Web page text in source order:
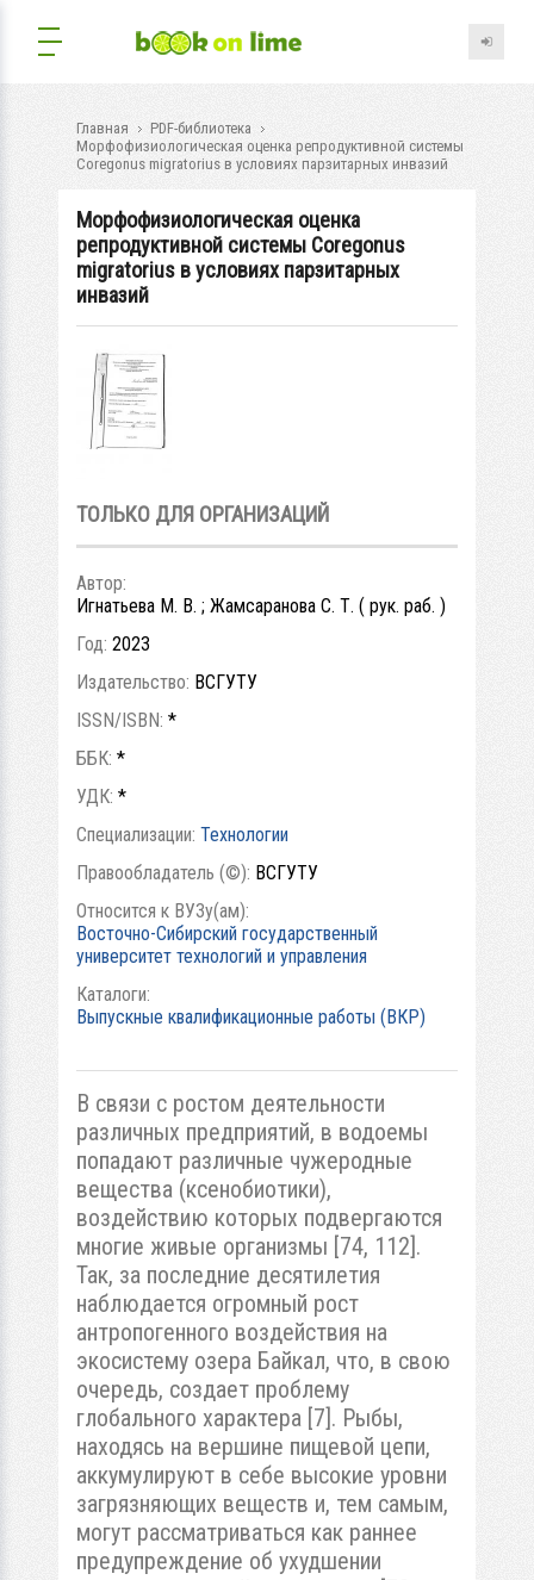
Главная
PDF-библиотека
Морфофизиологическая оценка репродуктивной системы
Coregonus migratorius в условиях парзитарных инвазий
Морфофизиологическая оценка
репродуктивной системы Coregonus
migratorius в условиях парзитарных
инвазий
ТОЛЬКО ДЛЯ ОРГАНИЗАЦИЙ
Автор:
Игнатьева М. В. ; Жамсаранова С. Т. ( рук. раб. )
Год: 2023
Издательство: ВСГУТУ
ISSN/ISBN: *
ББК: *
УДК: *
Специализации: Технологии
Правообладатель (©): ВСГУТУ
Относится к ВУЗу(ам):
Восточно-Сибирский государственный
университет технологий и управления
Каталоги:
Выпускные квалификационные работы (ВКР)
В связи с ростом деятельности
различных предприятий, в водоемы
попадают различные чужеродные
вещества (ксенобиотики),
воздействию которых подвергаются
многие живые организмы [74, 112].
Так, за последние десятилетия
наблюдается огромный рост
антропогенного воздействия на
экосистему озера Байкал, что, в свою
очередь, создает проблему
глобального характера [7]. Рыбы,
находясь на вершине пищевой цепи,
аккумулируют в себе высокие уровни
загрязняющих веществ и, тем самым,
могут рассматриваться как раннее
предупреждение об ухудшении